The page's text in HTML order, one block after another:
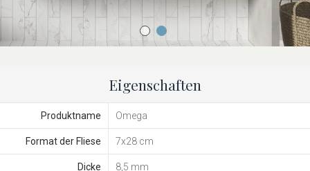
Eigenschaften
Produktname Omega
Format der Fliese 7x28 cm
Dicke 8,5 mm